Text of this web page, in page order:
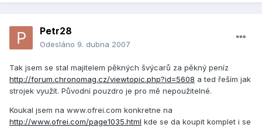
Petr28
Odesláno 9. dubna 2007
Tak jsem se stal majitelem pěkných švýcarů za pěkný peníz
http://forum.chronomag.cz/viewtopic.php?id=5608 a ted řeším jak
strojek využít. Původní pouzdro je pro mě nepoužitelné.
Koukal jsem na www.ofrei.com konkretne na
http://www.ofrei.com/page1035.html kde se da koupit komplet i se